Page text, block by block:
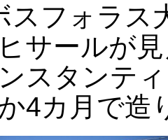
スフォラス
サールが
スタンテ
4カ月で造